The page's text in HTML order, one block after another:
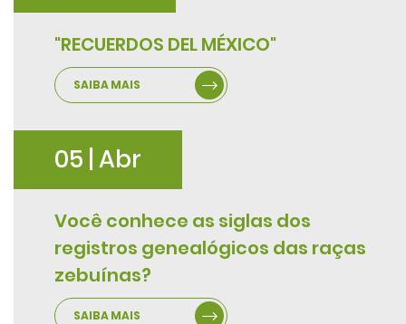
"RECUERDOS DEL MÉXICO"
SAIBA MAIS
05 | Abr
Você conhece as siglas dos
registros genealógicos das raças
zebuínas?
SAIBA MAIS